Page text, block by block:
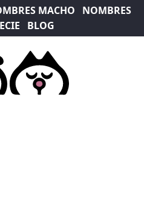
MACHO
NOMBRES
BLOG